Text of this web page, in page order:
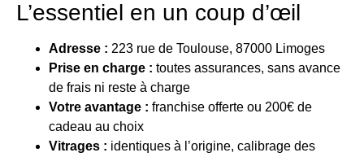
L’essentiel en un coup d’œil
Adresse : 223 rue de Toulouse, 87000 Limoges
Prise en charge : toutes assurances, sans avance
de frais ni reste à charge
Votre avantage : franchise offerte ou 200€ de
cadeau au choix
Vitrages : identiques à l’origine, calibrage des